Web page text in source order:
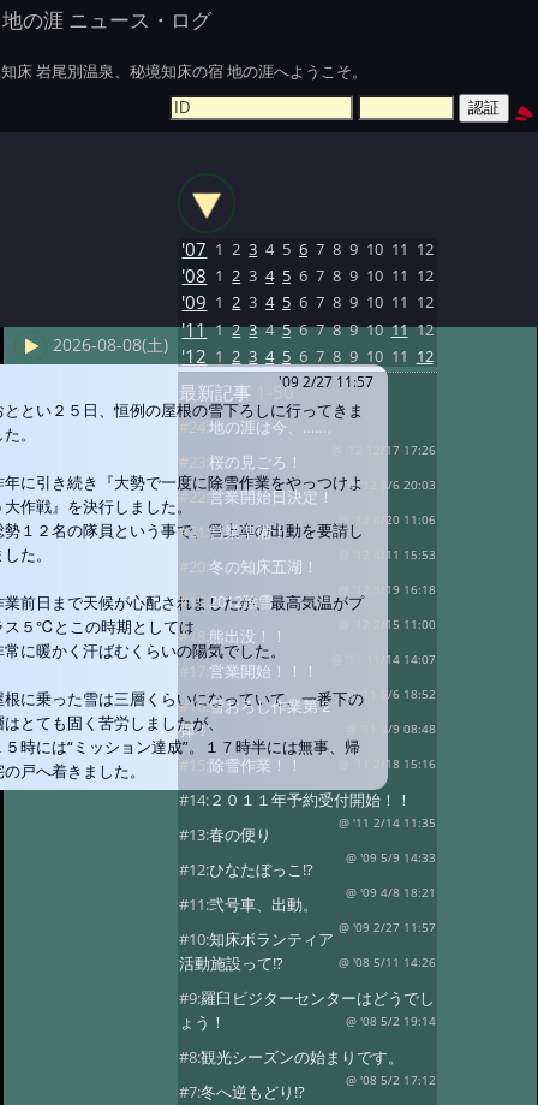
地の涯 ニュース・ログ
知床 岩尾別温泉、秘境知床の宿 地の涯へようこそ。
2026-08-08(土)
'09 2/27 11:57
ととい２５日、恒例の屋根の雪下ろしに行ってきま
。
年に引き続き『大勢で一度に除雪作業をやっつけよ
大作戦』を決行しました。
勢１２名の隊員という事で、雪上車の出動を要請し
た。
業前日まで天候が心配されましたが、最高気温がプ
ス５℃とこの時期としては
常に暖かく汗ばむくらいの陽気でした。
根に乗った雪は三層くらいになっていて、一番下の
はとても固く苦労しましたが、
５時には“ミッション達成”。１７時半には無事、帰
の戸へ着きました。
'07 1 2 3 4 5 6 7 8 9 10 11 12
'08 1 2 3 4 5 6 7 8 9 10 11 12
'09 1 2 3 4 5 6 7 8 9 10 11 12
'11 1 2 3 4 5 6 7 8 9 10 11 12
'12 1 2 3 4 5 6 7 8 9 10 11 12
最新記事 1-50
#24:地の涯は今、……。
@ '12 12/17 17:26
#23:桜の見ごろ！
@ '12 5/6 20:03
#22:営業開始日決定！
@ '12 4/20 11:06
#21:営業準備！
@ '12 4/11 15:53
#20:冬の知床五湖！
@ '12 3/19 16:18
#19:2012除雪
@ '12 2/15 11:00
#18:熊出没！！
@ '11 11/14 14:07
#17:営業開始！！！
@ '11 5/6 18:52
#16:雪おろし作業第２
弾！
@ '11 3/9 08:48
#15:除雪作業！！ @ '11 2/18 15:16
#14:２０１１年予約受付開始！！
@ '11 2/14 11:35
#13:春の便り
@ '09 5/9 14:33
#12:ひなたぼっこ!?
@ '09 4/8 18:21
#11:弐号車、出動。
@ '09 2/27 11:57
#10:知床ボランティア
活動施設って!?
@ '08 5/11 14:26
#9:羅臼ビジターセンターはどうでし
ょう！
@ '08 5/2 19:14
#8:観光シーズンの始まりです。
@ '08 5/2 17:12
#7:冬へ逆もどり!?